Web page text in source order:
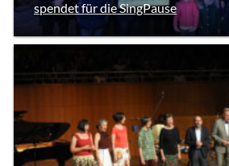
spendet für die SingPause